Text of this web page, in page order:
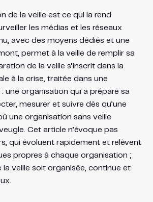
de la veille est ce qui la rend
les médias et les réseaux
avec des moyens dédiés et une
permet à la veille de remplir sa
de la veille s’inscrit dans la
à la crise, traitée dans une
une organisation qui a préparé sa
mesurer et suivre dès qu’une
une organisation sans veille
Cet article n’évoque pas
qui évoluent rapidement et relèvent
propres à chaque organisation ;
la veille soit organisée, continue et